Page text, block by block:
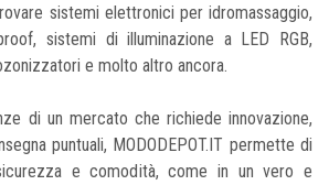
sistemi elettronici per idromassaggio,
sistemi di illuminazione a LED RGB,
e molto altro ancora.
di un mercato che richiede innovazione,
puntuali, MODODEPOT.IT permette di
e comodità, come in un vero e